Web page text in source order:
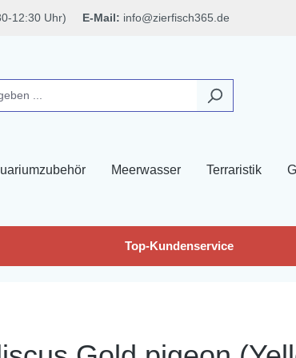
12:30 Uhr) E-Mail: info@zierfisch365.de
Meerwasser Terraristik
Top-Kundenservice